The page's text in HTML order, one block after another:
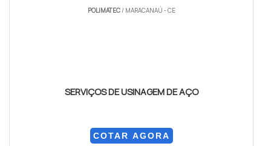
POLIMATEC/ MARACANAÚ - CE
SERVIÇOS DE USINAGEM DE AÇO
COTAR AGORA